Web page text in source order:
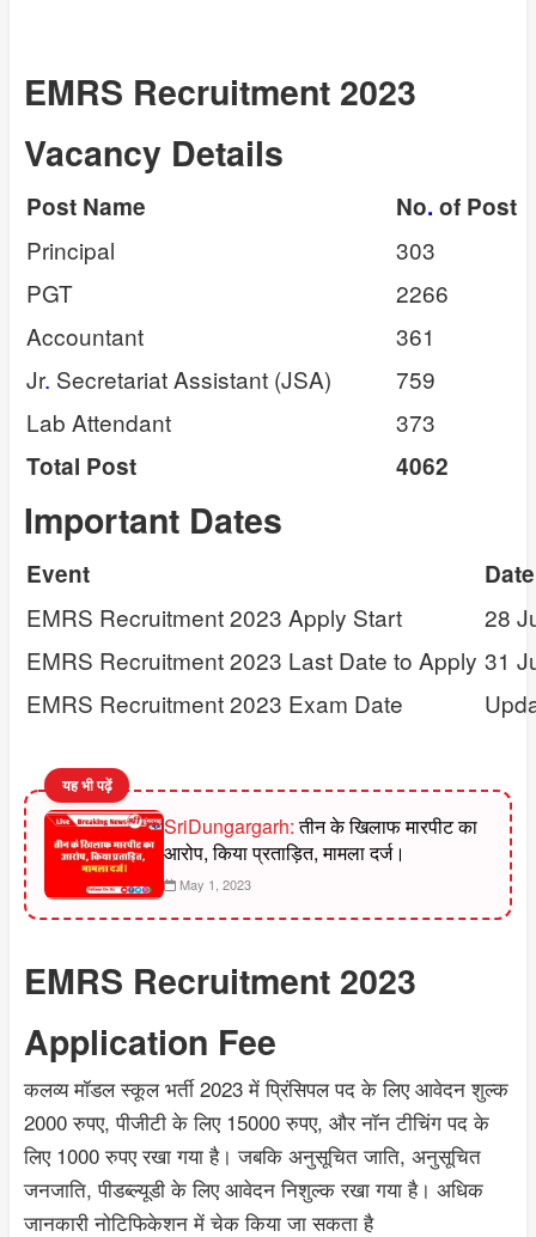
EMRS Recruitment 2023
Vacancy Details
Post Name No. of Post
Principal
303
PGT
2266
Accountant
361
Jr. Secretariat Assistant (JSA)
759
Lab Attendant
373
Total Post
4062
Important Dates
Event
Date
EMRS Recruitment 2023 Apply Start
28
EMRS Recruitment 2023 Last Date to Apply 31
EMRS Recruitment 2023 Exam Date
यह भी पढ़ें
SriDungargarh:तीन के खिलाफ मारपीट का
आरोप, किया प्रताड़ित, मामला दर्ज।
May 1, 2023
EMRS Recruitment 2023
Application Fee
कलव्य मॉडल स्कूल भर्ती 2023 में प्रिंसिपल पद के लिए आवेदन शुल्क
2000 रुपए, पीजीटी के लिए 15000 रुपए, और नॉन टीचिंग पद के
लिए 1000 रुपए रखा गया है। जबकि अनुसूचित जाति, अनुसूचित
जनजाति, पीडब्ल्यूडी के लिए आवेदन निशुल्क रखा गया है। अधिक
जानकारी नोटिफिकेशन में चेक किया जा सकता है